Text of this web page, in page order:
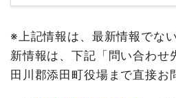
※上記情報は、最新情報でな
新情報は、下記「問い合わせ
田川郡添田町役場まで直接お